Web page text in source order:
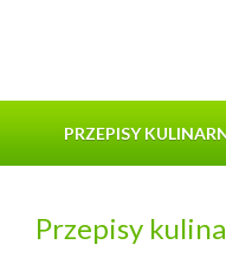
PRZEPISY
Przepisy